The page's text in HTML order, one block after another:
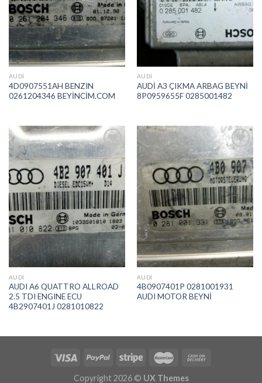
AUDI
4D0907551AH BENZIN
0261204346 BEYİNCİM.COM
AUDI
AUDİ A3 ÇIKMA ARBAG BEYNİ
8P0959655F 0285001482
İstek
Listeme
Ekle
AUDI
AUDI A6 QUATTRO ALLROAD
2.5 TDI ENGINE ECU
4B2907401J 0281010822
İstek
Listeme
Ekle
AUDI
4B0907401P 0281001931
AUDI MOTOR BEYNİ
Copyright 2026 © UX Themes